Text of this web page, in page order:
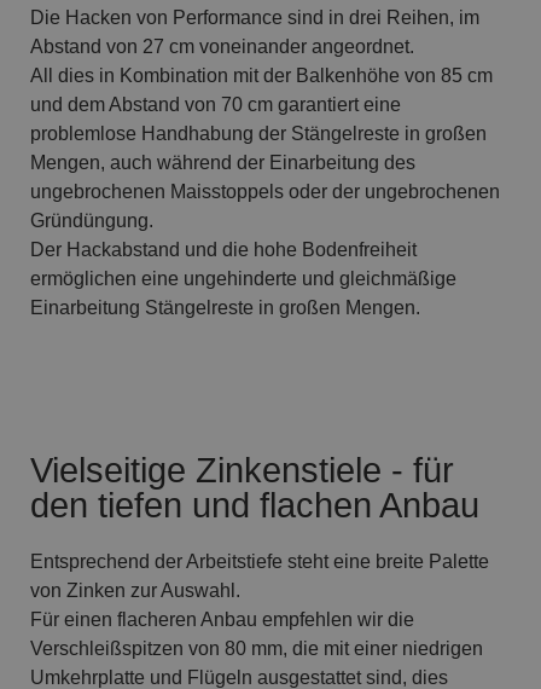
Die Hacken von Performance sind in drei Reihen, im
Abstand von 27 cm voneinander angeordnet.
All dies in Kombination mit der Balkenhöhe von 85 cm
und dem Abstand von 70 cm garantiert eine
problemlose Handhabung der Stängelreste in großen
Mengen, auch während der Einarbeitung des
ungebrochenen Maisstoppels oder der ungebrochenen
Gründüngung.
Der Hackabstand und die hohe Bodenfreiheit
ermöglichen eine ungehinderte und gleichmäßige
Einarbeitung Stängelreste in großen Mengen.
Vielseitige Zinkenstiele - für
den tiefen und flachen Anbau
Entsprechend der Arbeitstiefe steht eine breite Palette
von Zinken zur Auswahl.
Für einen flacheren Anbau empfehlen wir die
Verschleißspitzen von 80 mm, die mit einer niedrigen
Umkehrplatte und Flügeln ausgestattet sind, dies